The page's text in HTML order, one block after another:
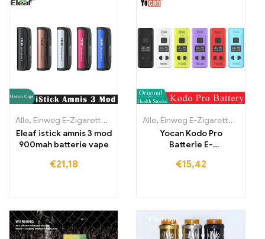
Alle, Einweg E-Zigaretten Einweg-E-Zigaretten Litauen,Einweg-
Eleaf istick amnis 3 mod
900mah batterie vape
€21,18
Alle, Einweg E-Zigaretten
Yocan Kodo Pro
Batterie E-
€15,42